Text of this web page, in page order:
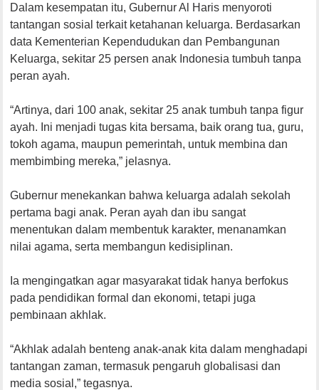
Dalam kesempatan itu, Gubernur Al Haris menyoroti
tantangan sosial terkait ketahanan keluarga. Berdasarkan
data Kementerian Kependudukan dan Pembangunan
Keluarga, sekitar 25 persen anak Indonesia tumbuh tanpa
peran ayah.
“Artinya, dari 100 anak, sekitar 25 anak tumbuh tanpa figur
ayah. Ini menjadi tugas kita bersama, baik orang tua, guru,
tokoh agama, maupun pemerintah, untuk membina dan
membimbing mereka,” jelasnya.
Gubernur menekankan bahwa keluarga adalah sekolah
pertama bagi anak. Peran ayah dan ibu sangat
menentukan dalam membentuk karakter, menanamkan
nilai agama, serta membangun kedisiplinan.
Ia mengingatkan agar masyarakat tidak hanya berfokus
pada pendidikan formal dan ekonomi, tetapi juga
pembinaan akhlak.
“Akhlak adalah benteng anak-anak kita dalam menghadapi
tantangan zaman, termasuk pengaruh globalisasi dan
media sosial,” tegasnya.